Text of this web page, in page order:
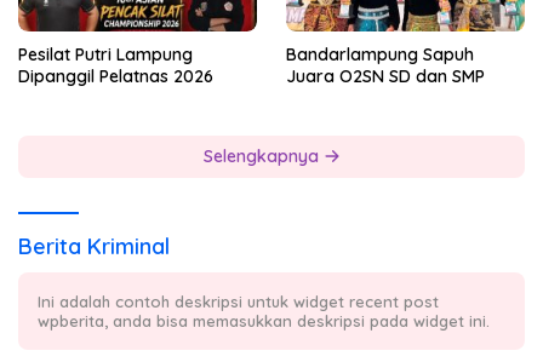
Pesilat Putri Lampung
Dipanggil Pelatnas 2026
Bandarlampung Sapuh
Juara O2SN SD dan SMP
Selengkapnya
Berita Kriminal
Ini adalah contoh deskripsi untuk widget recent post
wpberita, anda bisa memasukkan deskripsi pada widget ini.